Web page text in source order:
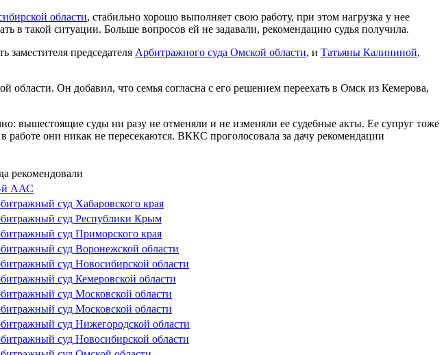
области, стабильно хорошо выполняет свою работу, при этом нагрузка у нее
в такой ситуации. Больше вопросов ей не задавали, рекомендацию судья получила.
заместителя председателя Арбитражного суда Омской области, и Татьяны Калининой,
Он добавил, что семья согласна с его решением переехать в Омск из Кемерова,
вышестоящие суды ни разу не отменяли и не изменяли ее судебные акты. Ее супруг тоже
они никак не пересекаются. ВККС проголосовала за дачу рекомендации
рекомендовали
й ААС
суд Хабаровского края
суд Республики Крым
суд Приморского края
суд Воронежской области
суд Новосибирской области
суд Кемеровской области
суд Московской области
суд Московской области
суд Нижегородской области
суд Новосибирской области